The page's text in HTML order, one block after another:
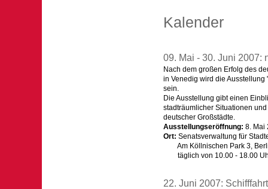
Kalender
09. Mai - 30. Juni 2007:
Nach dem großen Erfolg des
in Venedig wird die
sein.
Die Ausstellung gibt einen
stadträumlicher Situationen
deutscher Großstädte.
Ausstellungseröffnung: 8. Mai
Ort: Senatsverwaltung für
Am Köllnischen Park 3,
täglich von 10.00 - 18.00
22. Juni 2007: